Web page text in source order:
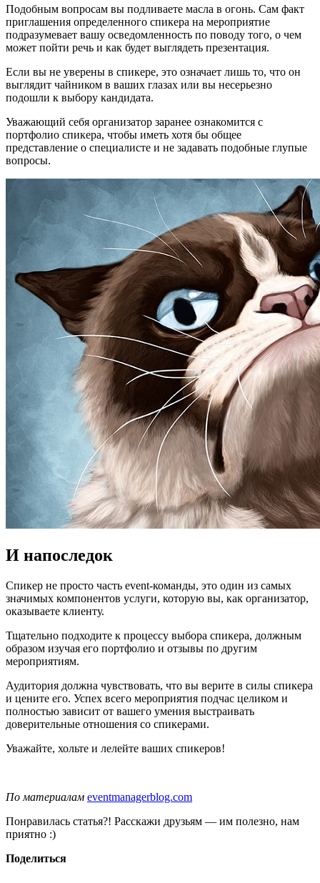
Подобным вопросам вы подливаете масла в огонь. Сам факт
приглашения определенного спикера на мероприятие
подразумевает вашу осведомленность по поводу того, о чем
может пойти речь и как будет выглядеть презентация.
Если вы не уверены в спикере, это означает лишь то, что он
выглядит чайником в ваших глазах или вы несерьезно
подошли к выбору кандидата.
Уважающий себя организатор заранее ознакомится с
портфолио спикера, чтобы иметь хотя бы общее
представление о специалисте и не задавать подобные глупые
вопросы.
И напоследок
Спикер не просто часть event-команды, это один из самых
значимых компонентов услуги, которую вы, как организатор,
оказываете клиенту.
Тщательно подходите к процессу выбора спикера, должным
образом изучая его портфолио и отзывы по другим
мероприятиям.
Аудитория должна чувствовать, что вы верите в силы спикера
и цените его. Успех всего мероприятия подчас целиком и
полностью зависит от вашего умения выстраивать
доверительные отношения со спикерами.
Уважайте, хольте и лелейте ваших спикеров!
По материалам eventmanagerblog.com
Понравилась статья?! Расскажи друзьям — им полезно, нам
приятно :)
Поделиться